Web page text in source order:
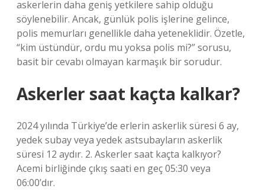
askerlerin daha geniş yetkilere sahip olduğu
söylenebilir. Ancak, günlük polis işlerine gelince,
polis memurları genellikle daha yeteneklidir. Özetle,
“kim üstündür, ordu mu yoksa polis mi?” sorusu,
basit bir cevabı olmayan karmaşık bir sorudur.
Askerler saat kaçta kalkar?
2024 yılında Türkiye’de erlerin askerlik süresi 6 ay,
yedek subay veya yedek astsubayların askerlik
süresi 12 aydır. 2. Askerler saat kaçta kalkıyor?
Acemi birliğinde çıkış saati en geç 05:30 veya
06:00’dır.